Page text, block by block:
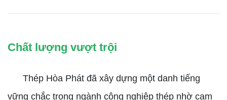
Chất lượng vượt trội
Thép Hòa Phát đã xây dựng một danh tiếng
vững chắc trong ngành công nghiệp thép nhờ cam